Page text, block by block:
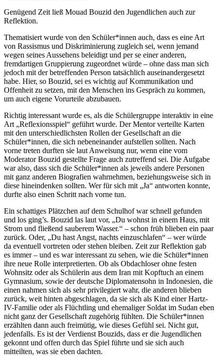
Genügend Zeit ließ Mouad Bouzid den Jugendlichen auch zur
Reflektion.
Thematisiert wurde von den Schüler*innen auch, dass es eine Art
von Rassismus und Diskriminierung zugleich sei, wenn jemand
wegen seines Aussehens beleidigt und per se einer anderen,
fremdartigen Gruppierung zugeordnet würde – ohne dass man sich
jedoch mit der betreffenden Person tatsächlich auseinandergesetzt
habe. Hier, so Bouzid, sei es wichtig auf Kommunikation und
Offenheit zu setzen, mit den Menschen ins Gespräch zu kommen,
um auch eigene Vorurteile abzubauen.
Richtig interessant wurde es, als die Schülergruppe interaktiv in eine
Art „Reflexionsspiel“ geführt wurde. Der Mentor verteilte Karten
mit den unterschiedlichsten Rollen der Gesellschaft an die
Schüler*innen, die sich nebeneinander aufstellen sollten. Nach
vorne treten durften sie laut Anweisung nur, wenn eine vom
Moderator Bouzid gestellte Frage auch zutreffend sei. Die Aufgabe
war also, dass sich die Schüler*innen als jeweils andere Personen
mit ganz anderen Biografien wahrnehmen, beziehungsweise sich in
diese hineindenken sollten. Wer für sich mit „Ja“ antworten konnte,
durfte also einen Schritt nach vorne tun.
Ein schattiges Plätzchen auf dem Schulhof war schnell gefunden
und los ging’s. Bouzid las laut vor, „Du wohnst in einem Haus, mit
Strom und fließend sauberem Wasser.“ – schon früh blieben ein paar
zurück. Oder, „Du hast Angst, nachts einzuschlafen“ – wer würde
da eventuell vortreten oder stehen bleiben. Zeit zur Reflektion gab
es immer – und es war interessant zu sehen, wie die Schüler*innen
ihre neue Rolle interpretierten. Ob als Obdachloser ohne festen
Wohnsitz oder als Schülerin aus dem Iran mit Kopftuch an einem
Gymnasium, sowie der deutsche Diplomatensohn in Indonesien, die
einen nahmen sich als sehr privilegiert wahr, die anderen blieben
zurück, weit hinten abgeschlagen, da sie sich als Kind einer Hartz-
IV-Familie oder als Flüchtling und ehemaliger Soldat im Sudan eben
nicht ganz der Gesellschaft zugehörig fühlten. Die Schüler*innen
erzählten dann auch freimütig, wie dieses Gefühl sei. Nicht gut,
jedenfalls. Es ist der Verdienst Bouzids, dass er die Jugendlichen
gekonnt und offen durch das Spiel führte und sie sich auch
mitteilten, was sie eben dachten.